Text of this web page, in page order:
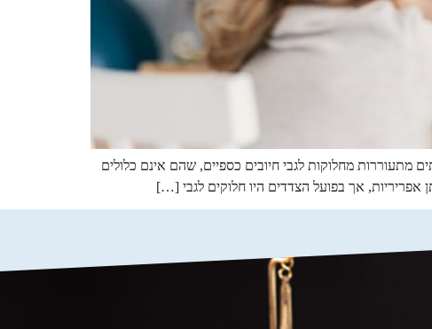
מתעוררות מחלוקות לגבי חיובים כספיים, שהם אינם כלולים
אפריריות, אך בפועל הצדדים היו חלוקים לגבי […]